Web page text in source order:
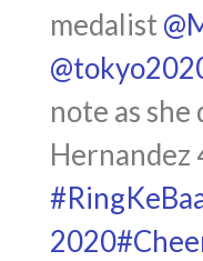
medalist
note as she
Hernandez
2020